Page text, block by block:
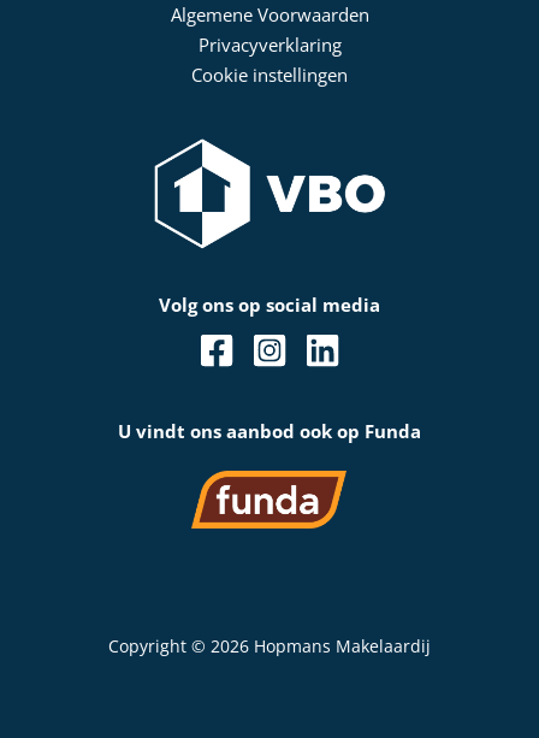
Algemene Voorwaarden
Privacyverklaring
Cookie instellingen
Volg ons op social media
U vindt ons aanbod ook op Funda
Copyright © 2026 Hopmans Makelaardij